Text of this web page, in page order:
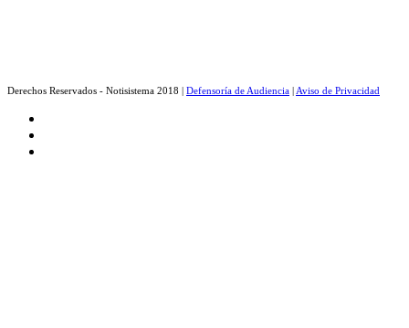
Derechos Reservados - Notisistema 2018 | Defensoría de Audiencia | Aviso de Privacidad